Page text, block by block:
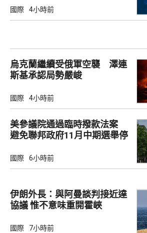
國際 4小時前
烏克蘭繼續受俄軍空襲 澤連
斯基承認局勢嚴峻
國際 4小時前
美參議院通過臨時撥款法案
避免聯邦政府11月中期選舉停
國際 6小時前
伊朗外長：與阿曼談判接近達
協議 惟不意味重開霍峽
國際 7小時前